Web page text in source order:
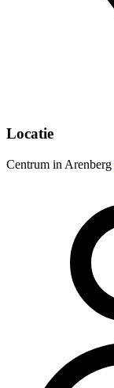
Locatie
Centrum in Arenberg